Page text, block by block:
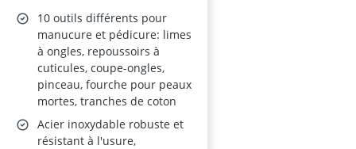
10 outils différents pour
manucure et pédicure: limes
à ongles, repoussoirs à
cuticules, coupe-ongles,
pinceau, fourche pour peaux
mortes, tranches de coton
Acier inoxydable robuste et
résistant à l'usure,